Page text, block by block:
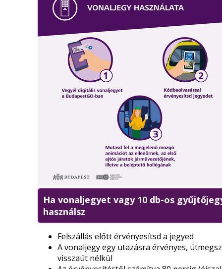
Ha vonaljegyet vagy 10 db-os
használsz
Felszállás előtt érvényesítsd a jegyed
A vonaljegy egy utazásra érvényes,
visszaút nélkül